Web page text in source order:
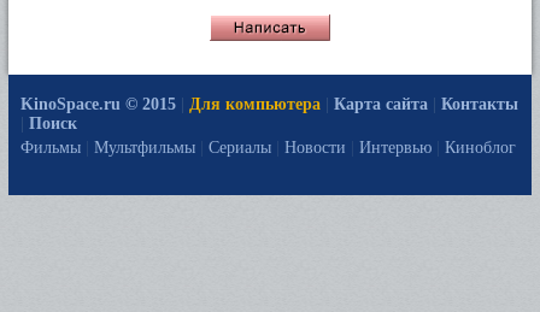
KinoSpace.ru © 2015 Для компьютера Карта сайта
Контакты
Поиск
Фильмы
Мультфильмы Сериалы Новости Интервью Киноблог